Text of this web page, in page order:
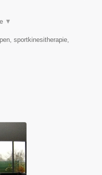
▼
sportkinesitherapie,